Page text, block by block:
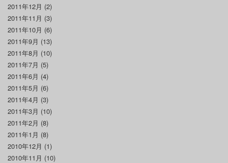
2011年12月 (2)
2011年11月 (3)
2011年10月 (6)
2011年9月 (13)
2011年8月 (10)
2011年7月 (5)
2011年6月 (4)
2011年5月 (6)
2011年4月 (3)
2011年3月 (10)
2011年2月 (8)
2011年1月 (8)
2010年12月 (1)
2010年11月 (10)